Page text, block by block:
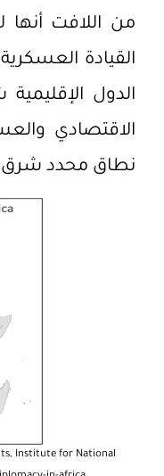
من اللافت أنها
القيادة
الدول
الاقتصادي
نطاق محدد شرق
Institute for National